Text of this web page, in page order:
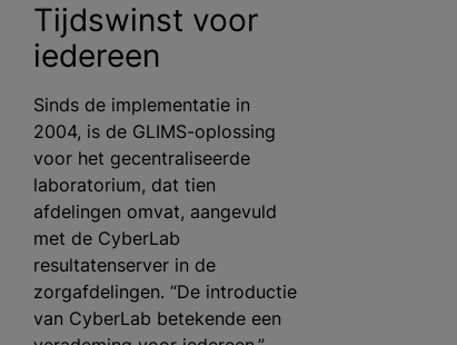
Tijdswinst voor
iedereen
Sinds de implementatie in
2004, is de GLIMS-oplossing
voor het gecentraliseerde
laboratorium, dat tien
afdelingen omvat, aangevuld
met de CyberLab
resultatenserver in de
zorgafdelingen. “De introductie
van CyberLab betekende een